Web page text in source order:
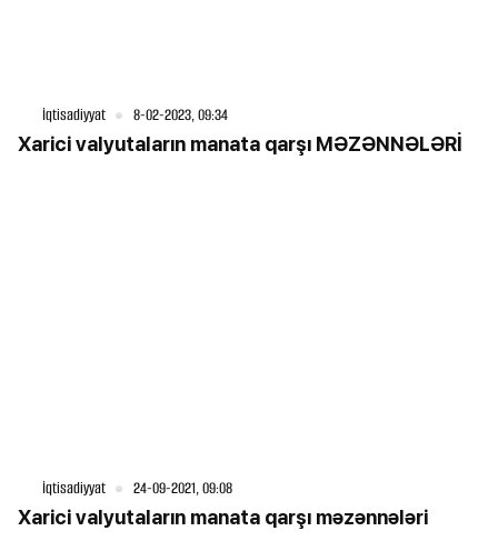
İqtisadiyyat 8-02-2023, 09:34
Xarici valyutaların manata qarşı MƏZƏNNƏLƏRİ
İqtisadiyyat 24-09-2021, 09:08
Xarici valyutaların manata qarşı məzənnələri